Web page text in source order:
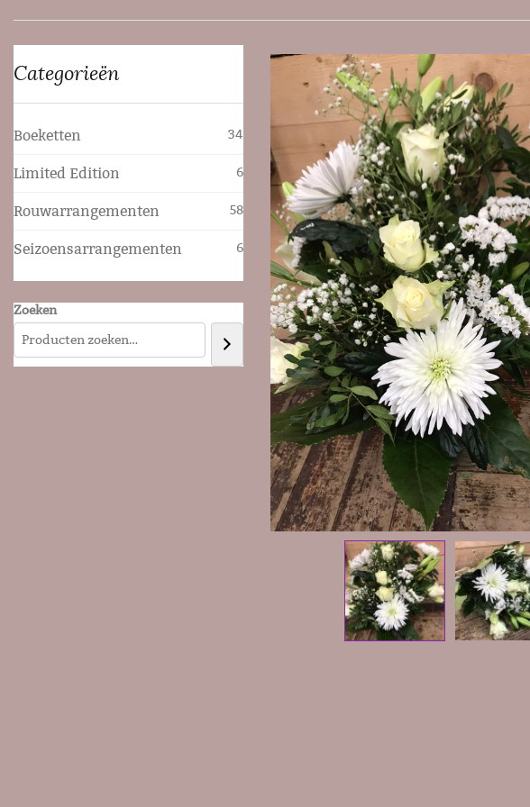
Categorieën
Boeketten 34
Limited Edition 6
Rouwarrangementen 58
Seizoensarrangementen 6
Zoeken